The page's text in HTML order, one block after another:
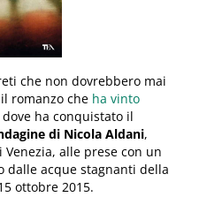
che non dovrebbero mai
romanzo che ha vinto
dove ha conquistato il
di Nicola Aldani,
alle prese con un
dalle acque stagnanti della
ottobre 2015.